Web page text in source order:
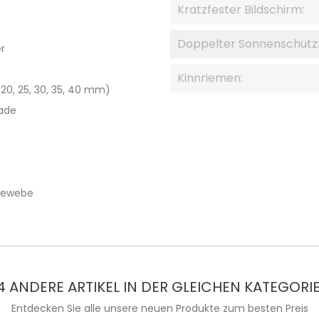
25, 30, 35, 40 mm)
Kratzfester Bildschirm:
Doppelter Sonnenschutz:
Kinnriemen:
ANDERE ARTIKEL IN DER GLEICHEN
Entdecken Sie alle unsere neuen Produkte zum besten Preis